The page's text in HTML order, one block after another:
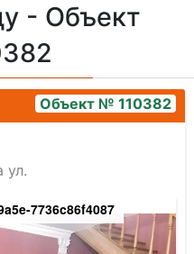
- Объект
Объект № 110382
ул.
7736c86f4087